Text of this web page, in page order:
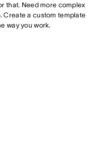
that. Need more complex
Create a custom template
way you work.